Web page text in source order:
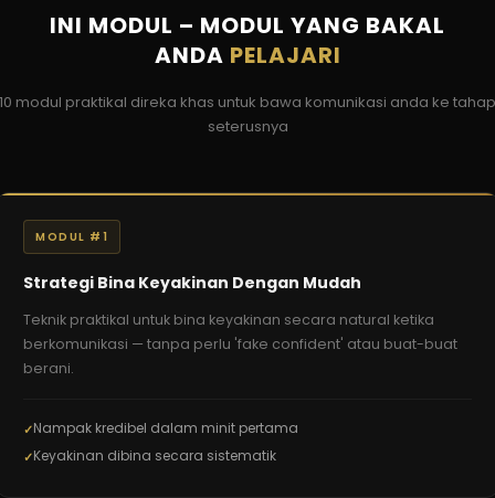
INI MODUL – MODUL YANG BAKAL
ANDA PELAJARI
10 modul praktikal direka khas untuk bawa komunikasi anda ke tahap
seterusnya
MODUL #1
Strategi Bina Keyakinan Dengan Mudah
Teknik praktikal untuk bina keyakinan secara natural ketika
berkomunikasi — tanpa perlu 'fake confident' atau buat-buat
berani.
Nampak kredibel dalam minit pertama
Keyakinan dibina secara sistematik